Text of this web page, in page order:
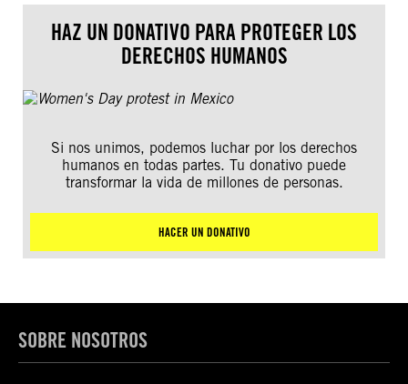
HAZ UN DONATIVO PARA PROTEGER LOS
DERECHOS HUMANOS
Si nos unimos, podemos luchar por los derechos
humanos en todas partes. Tu donativo puede
transformar la vida de millones de personas.
HACER UN DONATIVO
SOBRE NOSOTROS